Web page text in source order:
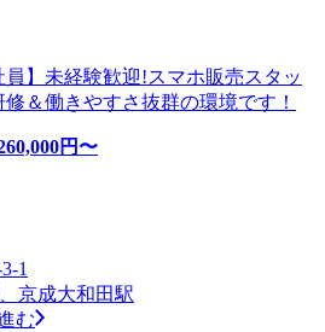
員】未経験歓迎!スマホ販売スタッ
＆働きやすさ抜群の環境です！
円〜
1
京成大和田駅
む